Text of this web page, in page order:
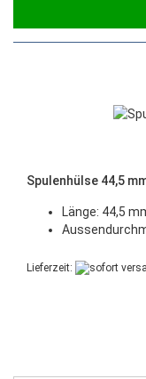
Spulenhülse 44,5
Länge: 44,5
Lieferzeit: